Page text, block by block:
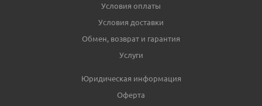
Условия оплаты
Условия доставки
Обмен, возврат и гарантия
Услуги
Юридическая информация
Оферта